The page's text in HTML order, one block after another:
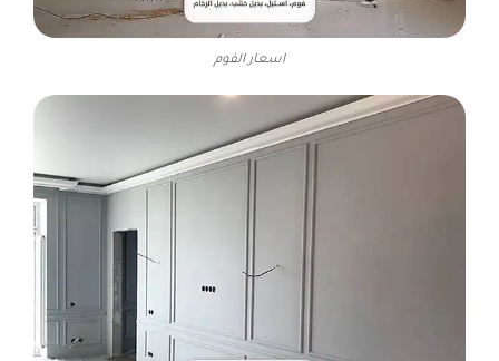
اسعار الفوم